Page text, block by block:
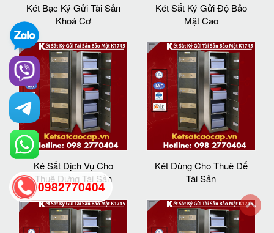
Két Bạc Ký Gửi Tài Sản
Khoá Cơ
Két Sắt Ký Gửi Độ Bảo
Mật Cao
Ké Sắt Dịch Vụ Cho
Thuê Đựng Tài Sản
Két Dùng Cho Thuê Để
Tài Sản
0982770404